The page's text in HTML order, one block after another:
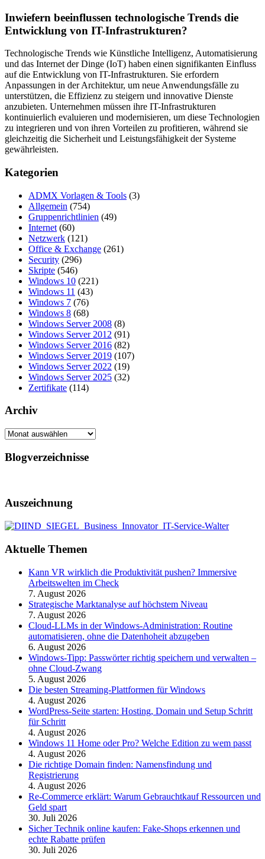
Inwiefern beeinflussen technologische Trends die
Entwicklung von IT-Infrastrukturen?
Technologische Trends wie Künstliche Intelligenz, Automatisierung
und das Internet der Dinge (IoT) haben einen signifikanten Einfluss
auf die Entwicklung von IT-Infrastrukturen. Sie erfordern
Anpassungen in der Architektur, um neue Anwendungsfälle zu
unterstützen, die Effizienz zu steigern und innovative Dienste
anzubieten. Unternehmen müssen ihre IT-Infrastrukturen
kontinuierlich evaluieren und modernisieren, um diese Technologien
zu integrieren und von ihren Vorteilen zu profitieren, während sie
gleichzeitig die Sicherheit und Leistungsfähigkeit der Systeme
gewährleisten.
Kategorien
ADMX Vorlagen & Tools (3)
Allgemein (754)
Gruppenrichtlinien (49)
Internet (60)
Netzwerk (121)
Office & Exchange (261)
Security (296)
Skripte (546)
Windows 10 (221)
Windows 11 (43)
Windows 7 (76)
Windows 8 (68)
Windows Server 2008 (8)
Windows Server 2012 (91)
Windows Server 2016 (82)
Windows Server 2019 (107)
Windows Server 2022 (19)
Windows Server 2025 (32)
Zertifikate (114)
Archiv
Archiv
Blogverzeichnisse
Auszeichnung
Aktuelle Themen
Kann VR wirklich die Produktivität pushen? Immersive
Arbeitswelten im Check
7. August 2026
Strategische Marktanalyse auf höchstem Niveau
7. August 2026
Cloud-LLMs in der Windows-Administration: Routine
automatisieren, ohne die Datenhoheit abzugeben
6. August 2026
Windows-Tipp: Passwörter richtig speichern und verwalten –
ohne Cloud-Zwang
5. August 2026
Die besten Streaming-Plattformen für Windows
4. August 2026
WordPress-Seite starten: Hosting, Domain und Setup Schritt
für Schritt
4. August 2026
Windows 11 Home oder Pro? Welche Edition zu wem passt
4. August 2026
Die richtige Domain finden: Namensfindung und
Registrierung
4. August 2026
Re-Commerce erklärt: Warum Gebrauchtkauf Ressourcen und
Geld spart
30. Juli 2026
Sicher Technik online kaufen: Fake-Shops erkennen und
echte Rabatte prüfen
30. Juli 2026